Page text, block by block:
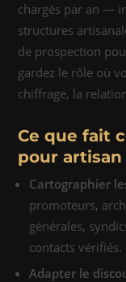
chargés par an —
structures
de prospection
gardez le rôle où
chiffrage, la
Ce que fait
pour artisan
Cartographier
promoteurs,
générales,
contacts vérifiés.
Adapter le